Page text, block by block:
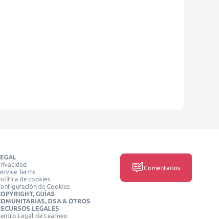
Terms
de cookies
de Cookies
GUÍAS
DSA & OTROS
LEGALES
Legal de Learneo
Comentarios